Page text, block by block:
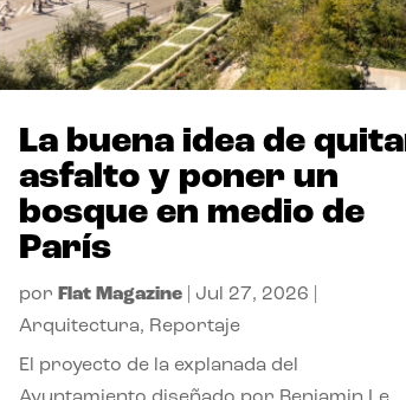
La buena idea de
asfalto y poner un
bosque en medio de
París
por Flat Magazine| Jul 27, 2026
Arquitectura, Reportaje
El proyecto de la explanada del